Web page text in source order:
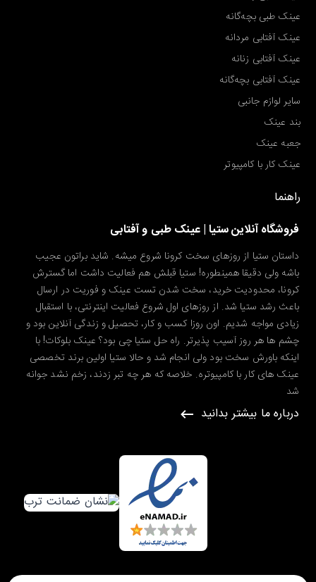
عینک طبی بچه‌گانه
عینک آفتابی مردانه
عینک آفتابی زنانه
عینک آفتابی بچه‌گانه
سایر لوازم جانبی
بند عینک
جعبه عینک
عینک کار با کامپیوتر
راهنما
فروشگاه آنلاین ستیا | عینک طبی و آفتابی
داستان ستیا از روزهای سخت کرونا شروع میشه. شاید براتون عجیب
باشه ولی دقیقا همینطوره! ستیا قبلش هم فعالیت داشت اما گسترش
کرونا، محدودیت خرید، سخت شدن تست عینک و فوریت در ارسال
باعث رشد ستیا شد. از روزهای اول شروع فعالیت اینترنتی، با استقبال
زیادی مواجه شدیم. اون روزا کسب و کار، تحصیل و زندگی آنلاین بود و
چشم ها هر روز آسیب پذیرتر. راه حل ستیا چی بود؟ عینک بلوکات! با
اینکه باورش سخت بود ولی انجام شد و حالا ستیا اولین برند تخصصی
عینک های کار با کامپیوتره. خلاصه که هر چه تبر زدند، زخم نشد جوانه
شد
درباره ما بیشتر بدانید